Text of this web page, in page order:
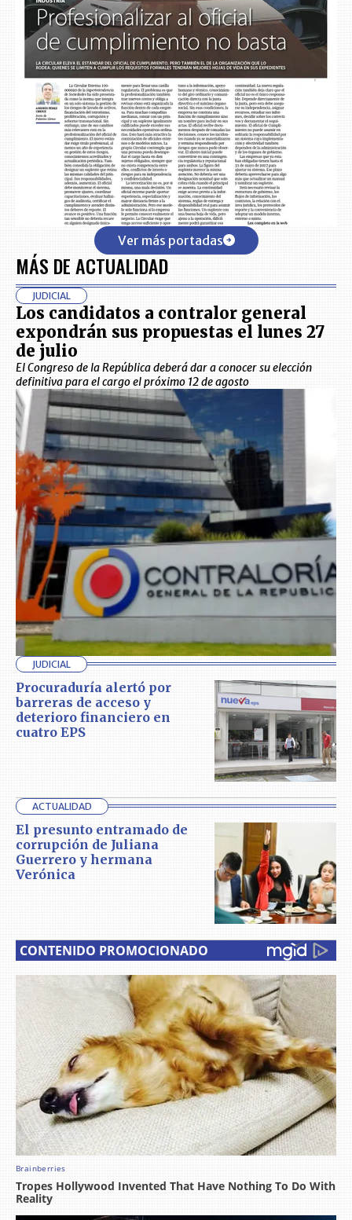
Ver más portadas
MÁS DE ACTUALIDAD
JUDICIAL
Los candidatos a contralor general
expondrán sus propuestas el lunes 27
de julio
El Congreso de la República deberá dar a conocer su elección
definitiva para el cargo el próximo 12 de agosto
JUDICIAL
Procuraduría alertó por
barreras de acceso y
deterioro financiero en
cuatro EPS
ACTUALIDAD
El presunto entramado de
corrupción de Juliana
Guerrero y hermana
Verónica